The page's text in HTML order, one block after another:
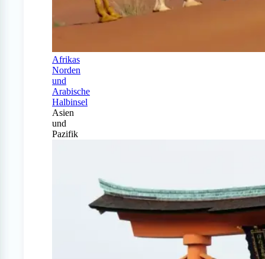
Afrikas
Norden
und
Arabische
Halbinsel
Asien
und
Pazifik